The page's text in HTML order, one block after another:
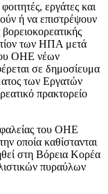
εργάτες και
ή να επιστρέψουν
των ΗΠΑ μετά
ΟΗΕ νέων
σε δημοσίευμα
των Εργατών
πρακτορείο
του ΟΗΕ
οποία καθίστανται
στη Βόρεια Κορέα
πυραύλων